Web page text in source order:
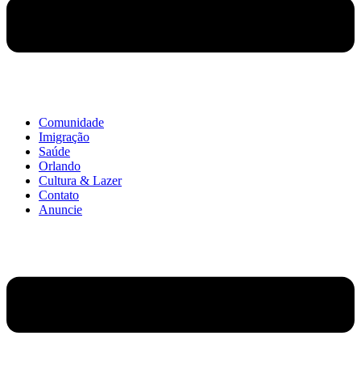
Comunidade
Imigração
Saúde
Orlando
Cultura & Lazer
Contato
Anuncie